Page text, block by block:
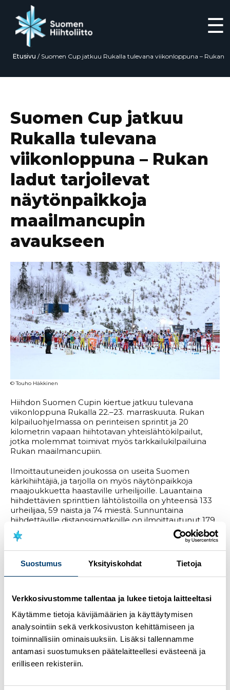
Suostumus Yksityiskohdat Tietoja
Verkkosivustomme tallentaa ja lukee tietoja laitteeltasi
Käytämme tietoja kävijämäärien ja käyttäytymisen
analysointiin sekä verkkosivuston kehittämiseen ja
toiminnallisiin ominaisuuksiin. Lisäksi tallennamme
antamasi suostumuksen päätelaitteellesi evästeenä ja
erilliseen rekisteriin.
☰
Etusivu / Suomen Cup jatkuu Rukalla tulevana viikonloppuna – Rukan
Suomen Cup jatkuu
Rukalla tulevana
viikonloppuna – Rukan
ladut tarjoilevat
näytönpaikkoja
maailmancupin
avaukseen
© Touho Häkkinen
Hiihdon Suomen Cupin kiertue jatkuu tulevana
viikonloppuna Rukalla 22.–23. marraskuuta. Rukan
kilpailuohjelmassa on perinteisen sprintit ja 20
kilometrin vapaan hiihtotavan yhteislähtökilpailut,
jotka molemmat toimivat myös tarkkailukilpailuina
Rukan maailmancupiin.
Ilmoittautuneiden joukossa on useita Suomen
kärkihiihtäjiä, ja tarjolla on myös näytönpaikkoja
maajoukkuetta haastaville urheilijoille. Lauantaina
hiihdettävien sprinttien lähtölistoilla on yhteensä 133
urheilijaa, 59 naista ja 74 miestä. Sunnuntaina
hiihdettäville distanssimatkoille on ilmoittautunut 179
urheilijaa. Naisten kilpailun lähtölistalla on 63 nimeä ja
miesten 116. Mukana Rukan viikonlopussa nähdään
muun muassa Kerttu Niskanen, Jasmi Joensuu, Lauri
Vuorinen ja Iivo Niskanen sekä Oloksella viime
viikonloppuna säväyttäneet Anna-Kaisa Saari ja Leevi
Tarjanne.
Lähtölistat
20 km V
Rukalla ollaan valmiita ottamaan kisavieraat vastaan.
– Olympiatalvi on lähtenyt mielenkiintoisesti käyntiin
ja tulevana viikonloppuna kotimaiset hiihtohuiput
joilla kilpaillaan viikkoa myöhemmin maailmancup-